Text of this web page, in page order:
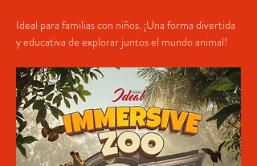
Ideal para familias con niños. ¡Una forma divertida
y educativa de explorar juntos el mundo animal!